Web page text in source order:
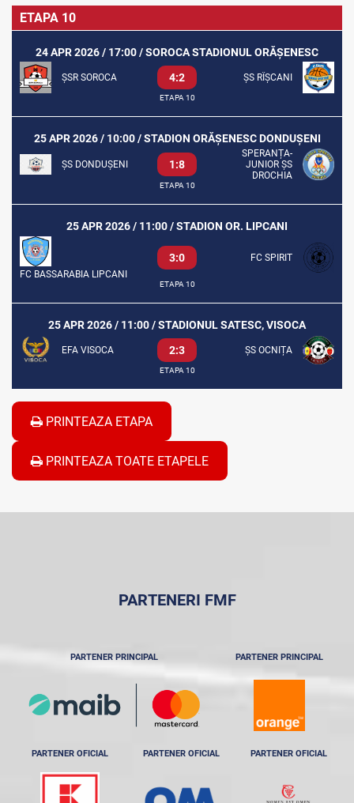
ETAPA 10
24 APR 2026 / 17:00 / SOROCA STADIONUL ORĂȘENESC
ȘSR SOROCA 4:2 ȘS RÎȘCANI
ETAPA 10
25 APR 2026 / 10:00 / STADION ORĂȘENESC DONDUȘENI
ȘS DONDUȘENI 1:8
SPERANȚA-
JUNIOR ȘS
DROCHIA
ETAPA 10
25 APR 2026 / 11:00 / STADION OR. LIPCANI
FC BASSARABIA LIPCANI
3:0 FC SPIRIT
ETAPA 10
25 APR 2026 / 11:00 / STADIONUL SATESC, VISOCA
EFA VISOCA 2:3 ȘS OCNIȚA
ETAPA 10
PRINTEAZA ETAPA
PRINTEAZA TOATE ETAPELE
PARTENERI FMF
PARTENER PRINCIPAL PARTENER PRINCIPAL
PARTENER OFICIAL PARTENER OFICIAL PARTENER OFICIAL